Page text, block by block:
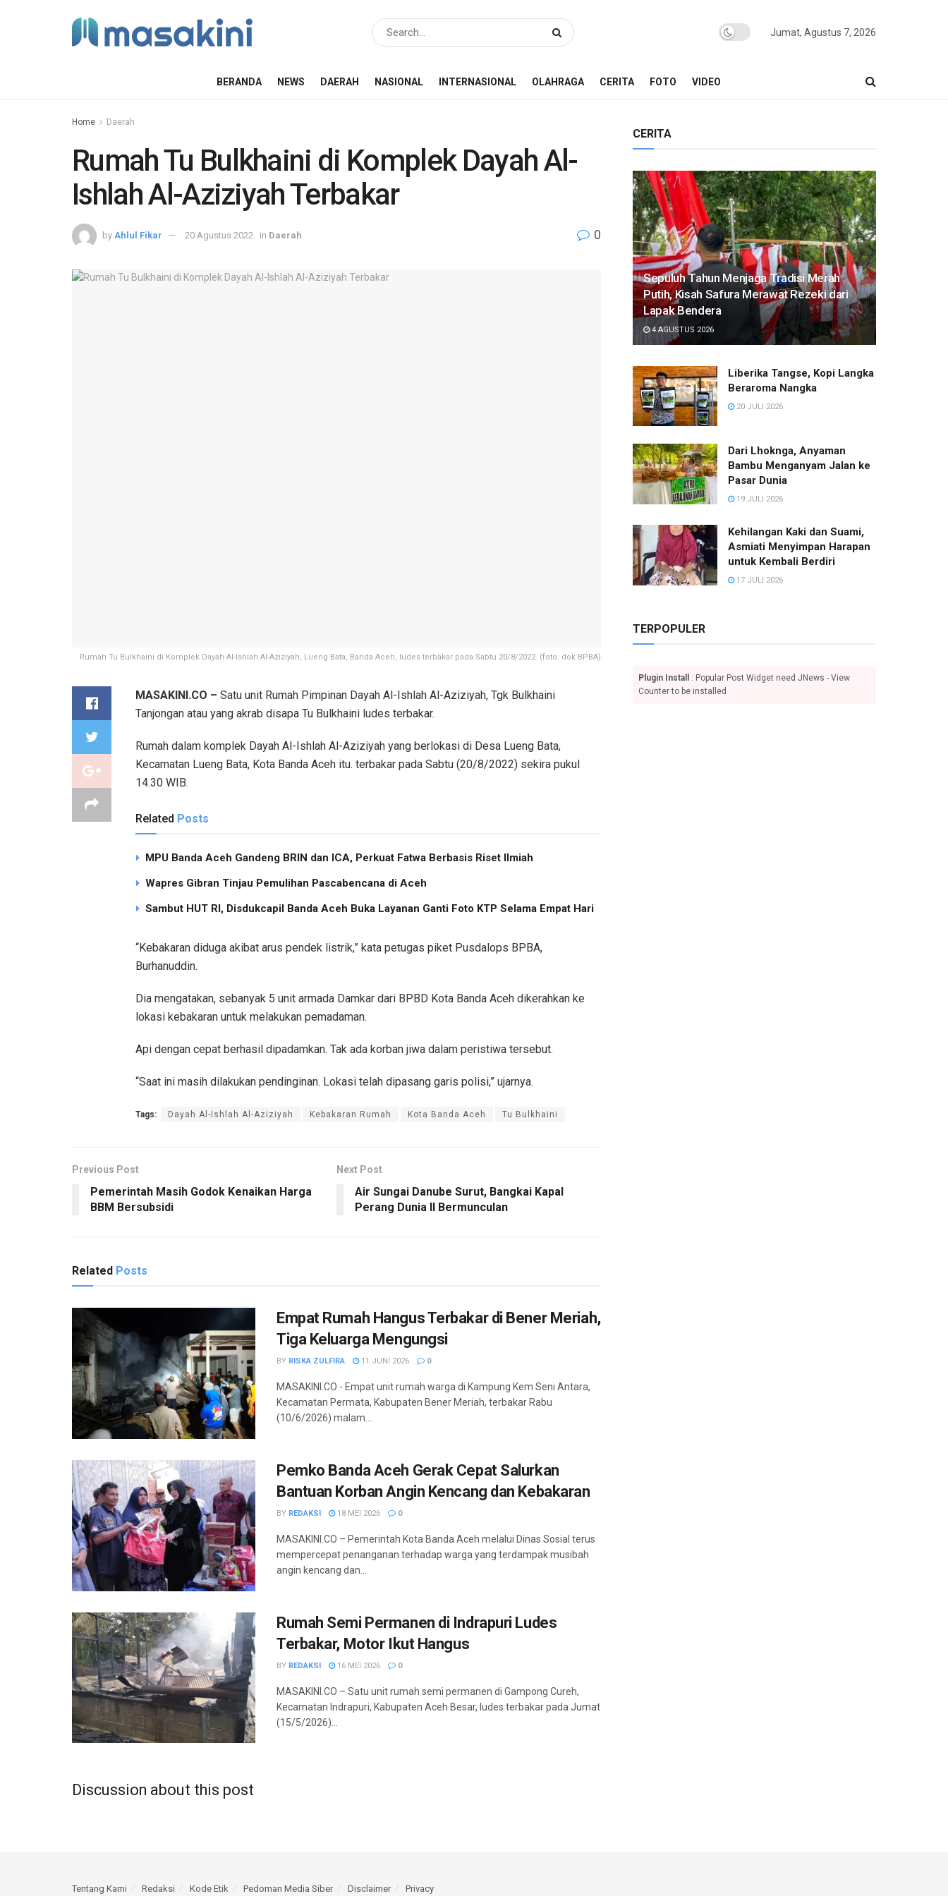
Jumat, Agustus 7, 2026
BERANDA NEWS DAERAH NASIONAL INTERNASIONAL OLAHRAGA CERITA FOTO VIDEO
Home Daerah
Rumah Tu Bulkhaini di Komplek Dayah Al-
Ishlah Al-Aziziyah Terbakar
by Ahlul Fikar 20 Agustus 2022 in Daerah 0
Rumah Tu Bulkhaini di Komplek Dayah Al-Ishlah Al-Aziziyah, Lueng Bata, Banda Aceh, ludes terbakar pada Sabtu 20/8/2022. (foto: dok BPBA)
MASAKINI.CO – Satu unit Rumah Pimpinan Dayah Al-Ishlah Al-Aziziyah, Tgk Bulkhaini
Tanjongan atau yang akrab disapa Tu Bulkhaini ludes terbakar.
Rumah dalam komplek Dayah Al-Ishlah Al-Aziziyah yang berlokasi di Desa Lueng Bata,
Kecamatan Lueng Bata, Kota Banda Aceh itu. terbakar pada Sabtu (20/8/2022) sekira pukul
14.30 WIB.
Related Posts
MPU Banda Aceh Gandeng BRIN dan ICA, Perkuat Fatwa Berbasis Riset Ilmiah
Wapres Gibran Tinjau Pemulihan Pascabencana di Aceh
Sambut HUT RI, Disdukcapil Banda Aceh Buka Layanan Ganti Foto KTP Selama Empat Hari
“Kebakaran diduga akibat arus pendek listrik,” kata petugas piket Pusdalops BPBA,
Burhanuddin.
Dia mengatakan, sebanyak 5 unit armada Damkar dari BPBD Kota Banda Aceh dikerahkan ke
lokasi kebakaran untuk melakukan pemadaman.
Api dengan cepat berhasil dipadamkan. Tak ada korban jiwa dalam peristiwa tersebut.
“Saat ini masih dilakukan pendinginan. Lokasi telah dipasang garis polisi,” ujarnya.
Tags: Dayah Al-Ishlah Al-Aziziyah Kebakaran Rumah Kota Banda Aceh Tu Bulkhaini
Previous Post
Pemerintah Masih Godok Kenaikan Harga
BBM Bersubsidi
Next Post
Air Sungai Danube Surut, Bangkai Kapal
Perang Dunia II Bermunculan
Related Posts
Empat Rumah Hangus Terbakar di Bener Meriah,
Tiga Keluarga Mengungsi
BY RISKA ZULFIRA 11 JUNI 2026 0
MASAKINI.CO - Empat unit rumah warga di Kampung Kem Seni Antara,
Kecamatan Permata, Kabupaten Bener Meriah, terbakar Rabu
(10/6/2026) malam....
Pemko Banda Aceh Gerak Cepat Salurkan
Bantuan Korban Angin Kencang dan Kebakaran
BY REDAKSI 18 MEI 2026 0
MASAKINI.CO – Pemerintah Kota Banda Aceh melalui Dinas Sosial terus
mempercepat penanganan terhadap warga yang terdampak musibah
angin kencang dan...
Rumah Semi Permanen di Indrapuri Ludes
Terbakar, Motor Ikut Hangus
BY REDAKSI 16 MEI 2026 0
MASAKINI.CO – Satu unit rumah semi permanen di Gampong Cureh,
Kecamatan Indrapuri, Kabupaten Aceh Besar, ludes terbakar pada Jumat
(15/5/2026)...
Discussion about this post
CERITA
Sepuluh Tahun Menjaga Tradisi Merah
Putih, Kisah Safura Merawat Rezeki dari
Lapak Bendera
4 AGUSTUS 2026
Liberika Tangse, Kopi Langka
Beraroma Nangka
20 JULI 2026
Dari Lhoknga, Anyaman
Bambu Menganyam Jalan ke
Pasar Dunia
19 JULI 2026
Kehilangan Kaki dan Suami,
Asmiati Menyimpan Harapan
untuk Kembali Berdiri
17 JULI 2026
TERPOPULER
Plugin Install
: Popular Post Widget need JNews - View
Counter to be installed
Tentang Kami Redaksi Kode Etik Pedoman Media Siber Disclaimer Privacy